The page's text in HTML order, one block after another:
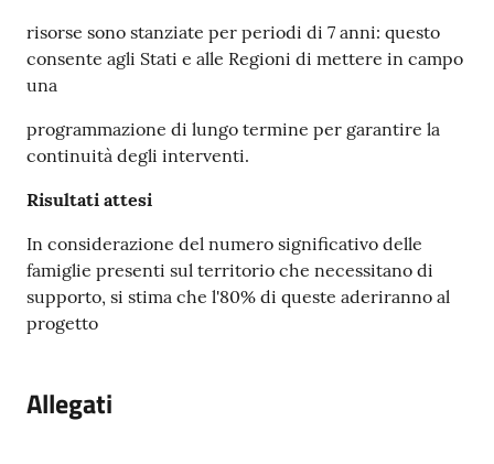
risorse sono stanziate per periodi di 7 anni: questo
consente agli Stati e alle Regioni di mettere in campo
una
programmazione di lungo termine per garantire la
continuità degli interventi.
Risultati attesi
In considerazione del numero significativo delle
famiglie presenti sul territorio che necessitano di
supporto, si stima che l'80% di queste aderiranno al
progetto
Allegati